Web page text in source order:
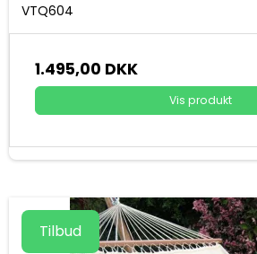
VTQ604
1.495,00 DKK
Vis produkt
Tilbud